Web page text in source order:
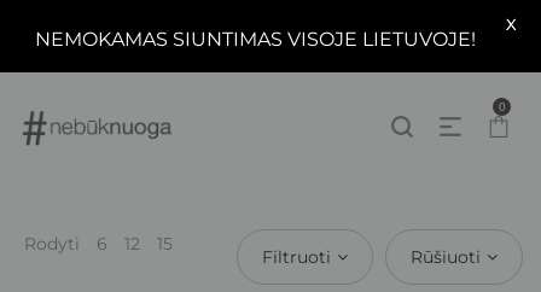
0
Rodyti 6 12 15
Filtruoti Rūšiuoti
NEMOKAMAS SIUNTIMAS VISOJE LIETUVOJE!
X